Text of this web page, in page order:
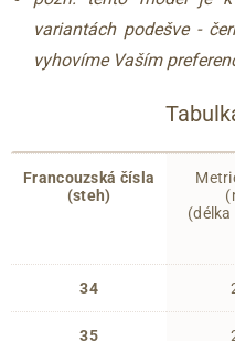
variantách podešve -
vyhovíme Vaším
Francouzská čísla
(steh)
34
35